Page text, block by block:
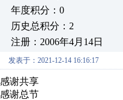
年度积分：0
历史总积分：2
注册：2006年4月14日
发表于：2021-12-14 16:16:17
感谢共享
感谢总节